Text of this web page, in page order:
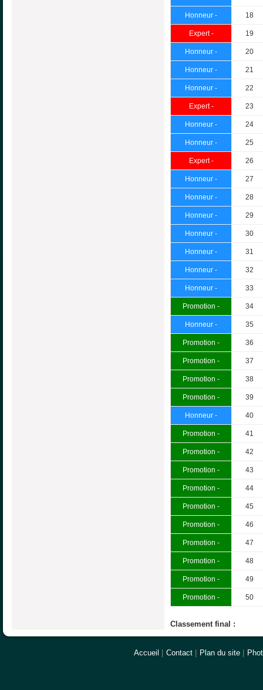
Honneur - 18
Expert - 19
Honneur - 20
Honneur - 21
Honneur - 22
Expert - 23
Honneur - 24
Honneur - 25
Expert - 26
Honneur - 27
Honneur - 28
Honneur - 29
Honneur - 30
Honneur - 31
Honneur - 32
Honneur - 33
Promotion - 34
Honneur - 35
Promotion - 36
Promotion - 37
Promotion - 38
Promotion - 39
Honneur - 40
Promotion - 41
Promotion - 42
Promotion - 43
Promotion - 44
Promotion - 45
Promotion - 46
Promotion - 47
Promotion - 48
Promotion - 49
Promotion - 50
Classement final :
Accueil | Contact | Plan du site |